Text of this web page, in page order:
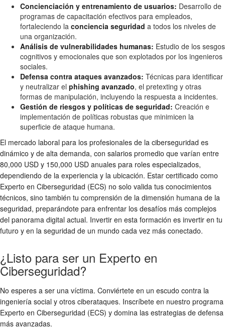
Concienciación y entrenamiento de usuarios: Desarrollo de
programas de capacitación efectivos para empleados,
fortaleciendo la conciencia seguridad a todos los niveles de
una organización.
Análisis de vulnerabilidades humanas: Estudio de los sesgos
cognitivos y emocionales que son explotados por los ingenieros
sociales.
Defensa contra ataques avanzados: Técnicas para identificar
y neutralizar el phishing avanzado, el pretexting y otras
formas de manipulación, incluyendo la respuesta a incidentes.
Gestión de riesgos y políticas de seguridad: Creación e
implementación de políticas robustas que minimicen la
superficie de ataque humana.
El mercado laboral para los profesionales de la ciberseguridad es
dinámico y de alta demanda, con salarios promedio que varían entre
80,000 USD y 150,000 USD anuales para roles especializados,
dependiendo de la experiencia y la ubicación. Estar certificado como
Experto en Ciberseguridad (ECS) no solo valida tus conocimientos
técnicos, sino también tu comprensión de la dimensión humana de la
seguridad, preparándote para enfrentar los desafíos más complejos
del panorama digital actual. Invertir en esta formación es invertir en tu
futuro y en la seguridad de un mundo cada vez más conectado.
¿Listo para ser un Experto en
Ciberseguridad?
No esperes a ser una víctima. Conviértete en un escudo contra la
ingeniería social y otros ciberataques. Inscríbete en nuestro programa
Experto en Ciberseguridad (ECS) y domina las estrategias de defensa
más avanzadas.